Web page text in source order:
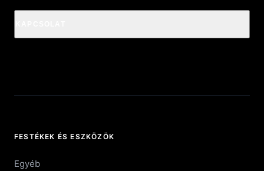
FESTÉKEK ÉS ESZKÖZÖK
Egyéb